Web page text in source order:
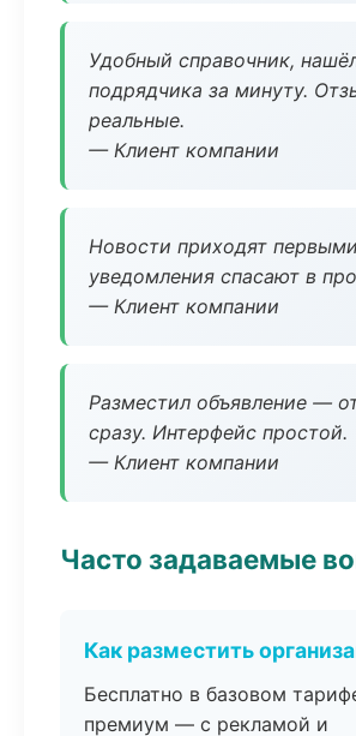
Удобный справочник,
подрядчика за минуту.
реальные.
— Клиент компании
Новости приходят
уведомления спасают в
— Клиент компании
Разместил объявление —
сразу. Интерфейс простой.
— Клиент компании
Часто задаваемые
Как разместить
Бесплатно в базовом
премиум — с рекламой и